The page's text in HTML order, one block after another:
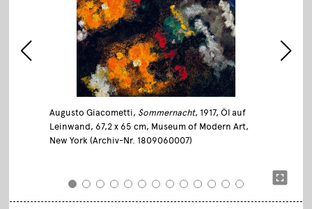
Augusto Giacometti, Sommernacht, 1917, Öl auf
Leinwand, 67,2 x 65 cm, Museum of Modern Art,
New York (Archiv-Nr. 1809060007)